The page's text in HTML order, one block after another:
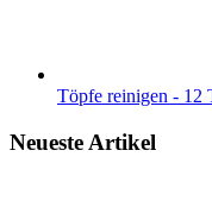
Töpfe reinigen - 12
Neueste Artikel